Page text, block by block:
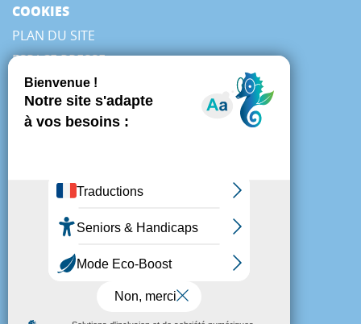
COOKIES
PLAN DU SITE
ESPACE PRESSE